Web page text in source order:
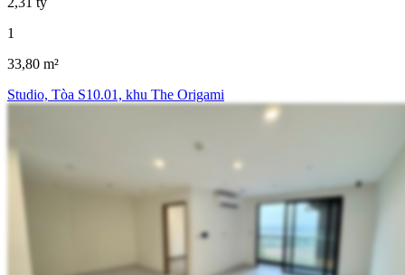
1
33,80 m²
Studio, Tòa S10.01, khu The Origami